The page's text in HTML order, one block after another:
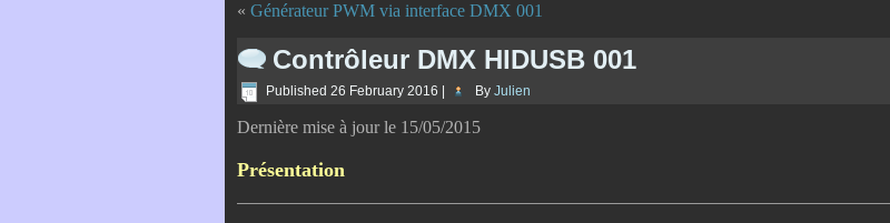
« Générateur PWM via interface DMX 001
Contrôleur DMX HIDUSB 001
Published 26 February 2016 By Julien
Dernière mise à jour le 15/05/2015
Présentation